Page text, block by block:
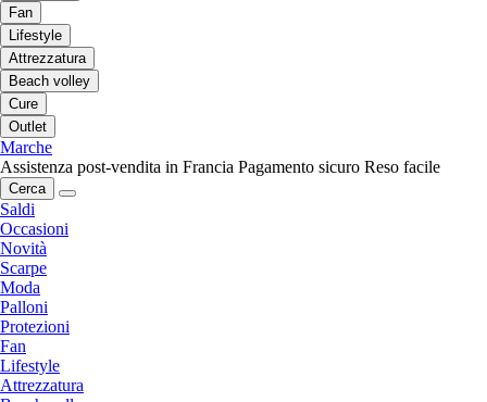
Fan
Lifestyle
Attrezzatura
Beach volley
Cure
Outlet
Marche
Assistenza post-vendita in Francia Pagamento sicuro Reso facile
Cerca
Saldi
Occasioni
Novità
Scarpe
Moda
Palloni
Protezioni
Fan
Lifestyle
Attrezzatura